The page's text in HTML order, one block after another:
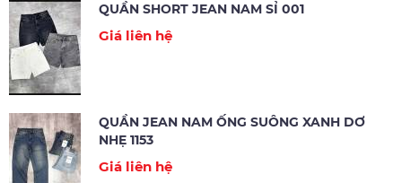
QUẦN SHORT JEAN NAM SỈ 001
Giá liên hệ
QUẦN JEAN NAM ỐNG SUÔNG XANH DƠ
NHẸ 1153
Giá liên hệ